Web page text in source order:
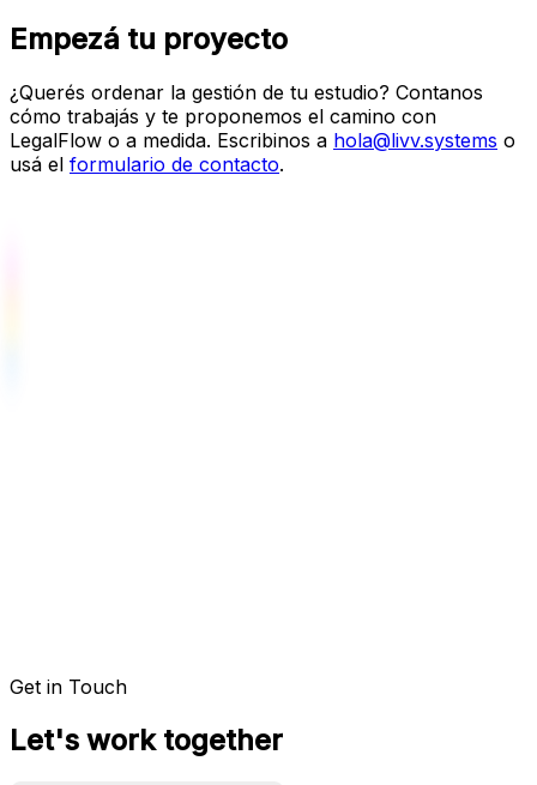
Empezá tu proyecto
¿Querés ordenar la gestión de tu estudio? Contanos
cómo trabajás y te proponemos el camino con
LegalFlow o a medida. Escribinos a hola@livv.systems o
usá el formulario de contacto.
Get in Touch
Let's work together